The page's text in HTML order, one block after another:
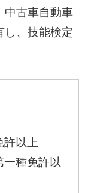
中古車自動車
し、技能検定
許以上
一種免許以